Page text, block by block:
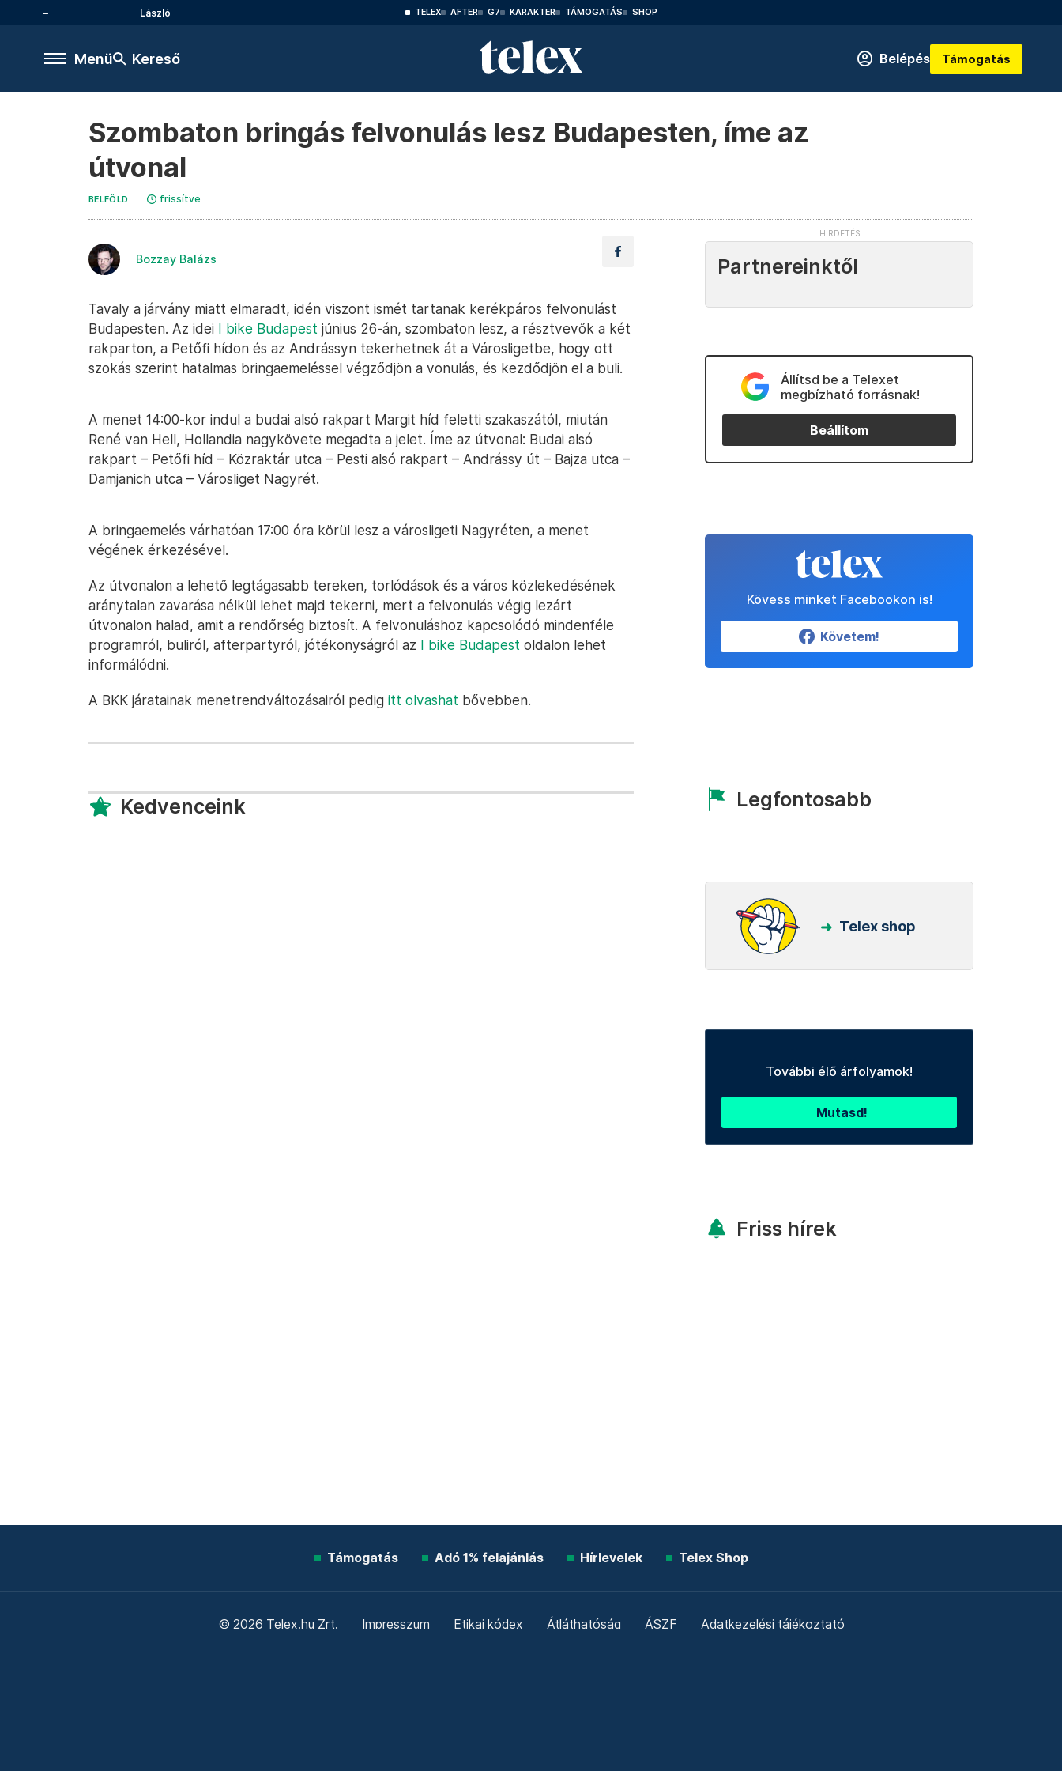
László TELEX AFTER G7 KARAKTER TÁMOGATÁS SHOP
Menü Kereső Belépés Támogatás
Szombaton bringás felvonulás lesz Budapesten, íme az
útvonal
BELFÖLD frissítve
Bozzay Balázs
Tavaly a járvány miatt elmaradt, idén viszont ismét tartanak kerékpáros felvonulást
Budapesten. Az idei I bike Budapest június 26-án, szombaton lesz, a résztvevők a két
rakparton, a Petőfi hídon és az Andrássyn tekerhetnek át a Városligetbe, hogy ott
szokás szerint hatalmas bringaemeléssel végződjön a vonulás, és kezdődjön el a buli.
A menet 14:00-kor indul a budai alsó rakpart Margit híd feletti szakaszától, miután
René van Hell, Hollandia nagykövete megadta a jelet. Íme az útvonal: Budai alsó
rakpart – Petőfi híd – Közraktár utca – Pesti alsó rakpart – Andrássy út – Bajza utca –
Damjanich utca – Városliget Nagyrét.
A bringaemelés várhatóan 17:00 óra körül lesz a városligeti Nagyréten, a menet
végének érkezésével.
Az útvonalon a lehető legtágasabb tereken, torlódások és a város közlekedésének
aránytalan zavarása nélkül lehet majd tekerni, mert a felvonulás végig lezárt
útvonalon halad, amit a rendőrség biztosít. A felvonuláshoz kapcsolódó mindenféle
programról, buliról, afterpartyról, jótékonyságról az I bike Budapest oldalon lehet
informálódni.
A BKK járatainak menetrendváltozásairól pedig itt olvashat bővebben.
Kedvenceink
Partnereinktől
Állítsd be a Telexet
megbízható forrásnak!
Beállítom
Kövess minket Facebookon is!
Követem!
Legfontosabb
Telex shop
További élő árfolyamok!
Mutasd!
Friss hírek
Támogatás Adó 1% felajánlás Hírlevelek Telex Shop
© 2026 Telex.hu Zrt. Impresszum Etikai kódex Átláthatóság ÁSZF Adatkezelési tájékoztató